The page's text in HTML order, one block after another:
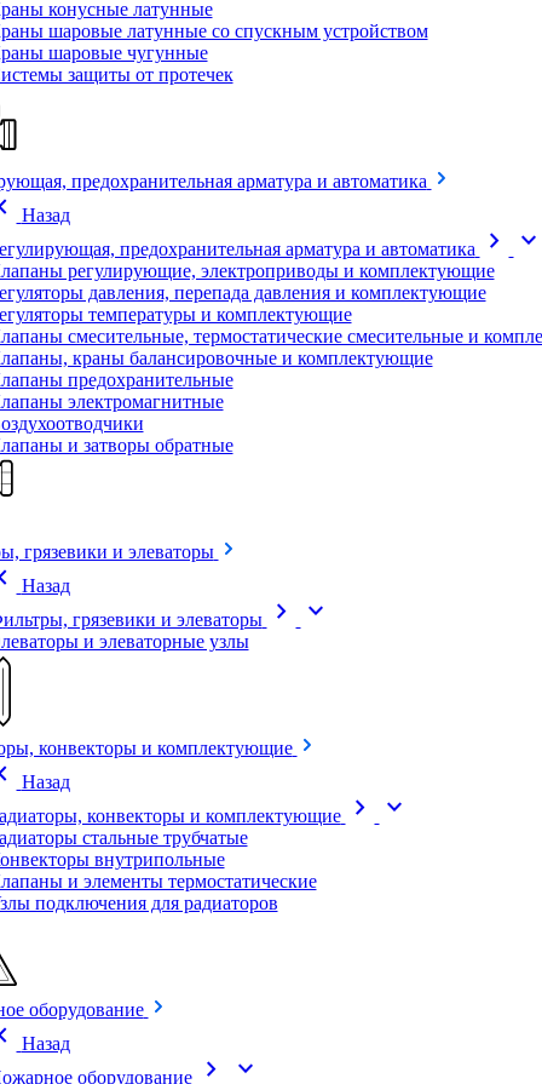
конусные латунные
шаровые латунные со спускным устройством
шаровые чугунные
защиты от протечек
предохранительная арматура и автоматика
Назад
предохранительная арматура и автоматика
chevron_right expand_more
регулирующие, электроприводы и комплектующие
давления, перепада давления и комплектующие
температуры и комплектующие
смесительные, термостатические смесительные и
краны балансировочные и комплектующие
предохранительные
электромагнитные
и затворы обратные
грязевики и элеваторы
Назад
грязевики и элеваторы
chevron_right expand_more
и элеваторные узлы
конвекторы и комплектующие
Назад
конвекторы и комплектующие
chevron_right expand_more
стальные трубчатые
внутрипольные
и элементы термостатические
подключения для радиаторов
оборудование
Назад
оборудование
chevron_right expand_more